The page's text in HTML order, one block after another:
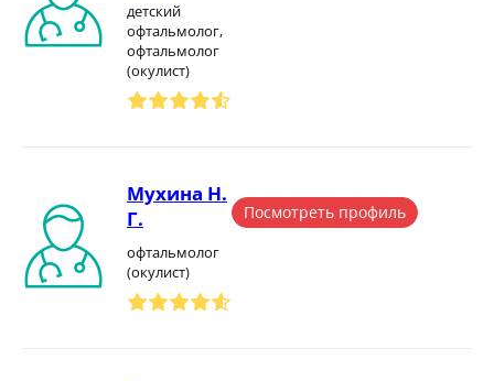
детский
офтальмолог,
офтальмолог
(окулист)
Мухина Н.
Г.
офтальмолог
(окулист)
Посмотреть профиль